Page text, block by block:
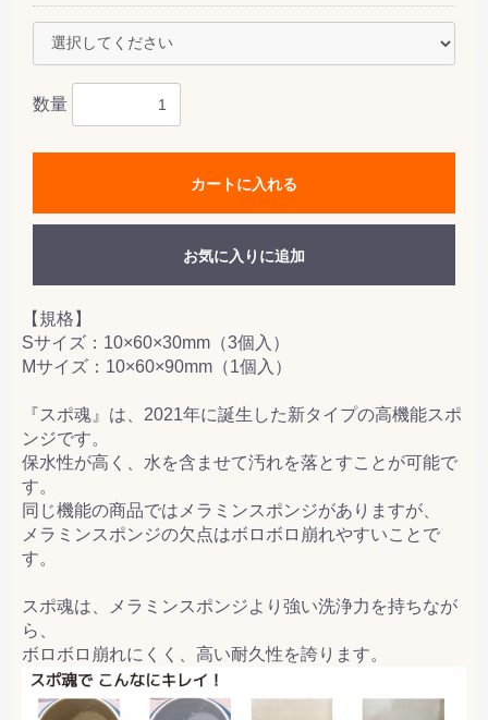
数量
カートに入れる
お気に入りに追加
【規格】
Sサイズ：10×60×30mm（3個入）
Mサイズ：10×60×90mm（1個入）
『スポ魂』は、2021年に誕生した新タイプの高機能スポ
ンジです。
保水性が高く、水を含ませて汚れを落とすことが可能で
す。
同じ機能の商品ではメラミンスポンジがありますが、
メラミンスポンジの欠点はボロボロ崩れやすいことで
す。
スポ魂は、メラミンスポンジより強い洗浄力を持ちなが
ら、
ボロボロ崩れにくく、高い耐久性を誇ります。